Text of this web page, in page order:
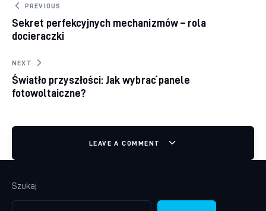
Nawigacja wpisu
PREVIOUS
Sekret perfekcyjnych mechanizmów – rola
docieraczki
NEXT
Światło przyszłości: Jak wybrać panele
fotowoltaiczne?
LEAVE A COMMENT
Szukaj